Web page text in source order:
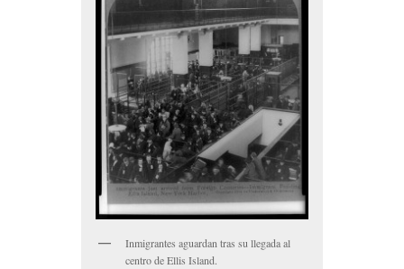
Inmigrantes aguardan tras su llegada al
centro de Ellis Island.